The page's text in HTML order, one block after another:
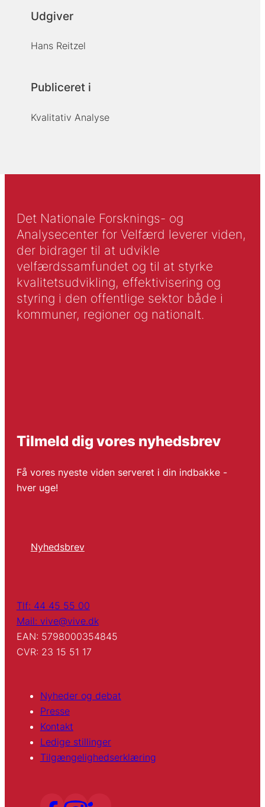
Udgiver
Hans Reitzel
Publiceret i
Kvalitativ Analyse
Det Nationale Forsknings- og
Analysecenter for Velfærd leverer viden,
der bidrager til at udvikle
velfærdssamfundet og til at styrke
kvalitetsudvikling, effektivisering og
styring i den offentlige sektor både i
kommuner, regioner og nationalt.
Tilmeld dig vores nyhedsbrev
Få vores nyeste viden serveret i din indbakke -
hver uge!
Nyhedsbrev
Tlf: 44 45 55 00
Mail: vive@vive.dk
EAN: 5798000354845
CVR: 23 15 51 17
Nyheder og debat
Presse
Kontakt
Ledige stillinger
Tilgængelighedserklæring